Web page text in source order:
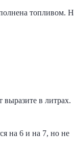
топливом.
выразите в литрах.
на 6 и на 7, но не